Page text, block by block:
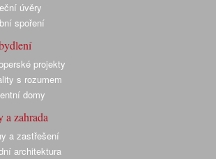
úvěry
spoření
projekty
s rozumem
domy
a zahrada
a zastřešení
architektura